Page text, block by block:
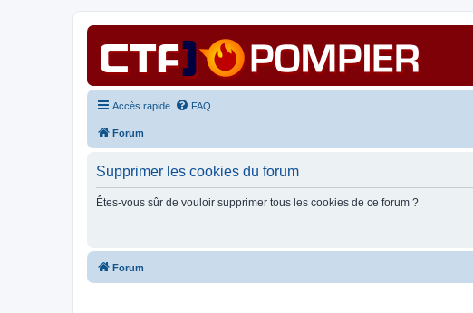
Accès rapide FAQ
Forum
Supprimer les cookies du forum
Êtes-vous sûr de vouloir supprimer tous les cookies de ce forum ?
Forum